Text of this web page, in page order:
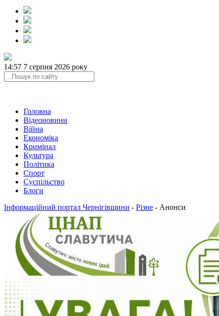
14:57 7 серпня 2026 року
Головна
Відеоновини
Війна
Економіка
Кримінал
Культура
Політика
Спорт
Суспільство
Блоги
Інформаційний портал Чернігівщини - Різне - Анонси